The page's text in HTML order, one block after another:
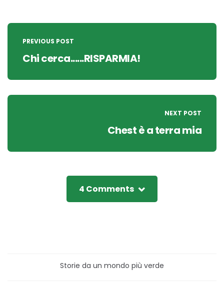
Post
navigation
PREVIOUS POST
Chi cerca......RISPARMIA!
NEXT POST
Chest è a terra mia
4 Comments
Storie da un mondo più verde